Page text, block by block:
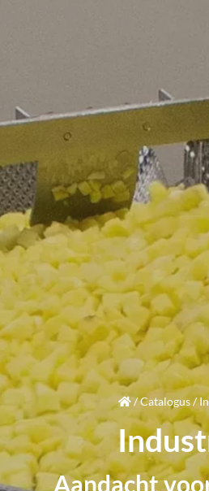
/Catalogus/
Aandacht